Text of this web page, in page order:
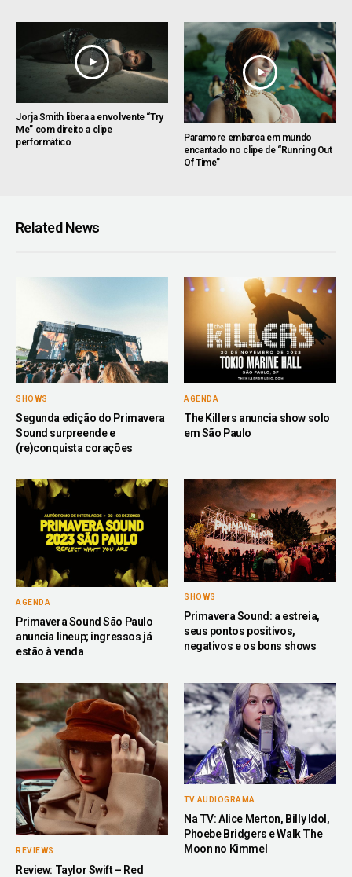
Jorja Smith libera a envolvente “Try
Me” com direito a clipe
performático
Paramore embarca em mundo
encantado no clipe de “Running Out
Of Time”
Related News
SHOWS
Segunda edição do Primavera
Sound surpreende e
(re)conquista corações
AGENDA
The Killers anuncia show solo
em São Paulo
AGENDA
Primavera Sound São Paulo
anuncia lineup; ingressos já
estão à venda
SHOWS
Primavera Sound: a estreia,
seus pontos positivos,
negativos e os bons shows
REVIEWS
Review: Taylor Swift – Red
TV AUDIOGRAMA
Na TV: Alice Merton, Billy Idol,
Phoebe Bridgers e Walk The
Moon no Kimmel